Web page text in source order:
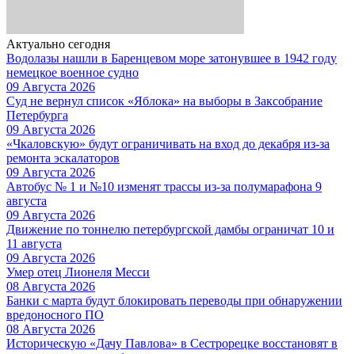
Актуально сегодня
Водолазы нашли в Баренцевом море затонувшее в 1942 году
немецкое военное судно
09 Августа 2026
Суд не вернул список «Яблока» на выборы в Заксобрание
Петербурга
09 Августа 2026
«Чкаловскую» будут ограничивать на вход до декабря из-за
ремонта эскалаторов
09 Августа 2026
Автобус № 1 и №10 изменят трассы из-за полумарафона 9
августа
09 Августа 2026
Движение по тоннелю петербургской дамбы ограничат 10 и
11 августа
09 Августа 2026
Умер отец Лионеля Месси
08 Августа 2026
Банки с марта будут блокировать переводы при обнаружении
вредоносного ПО
08 Августа 2026
Историческую «Дачу Павлова» в Сестрорецке восстановят в